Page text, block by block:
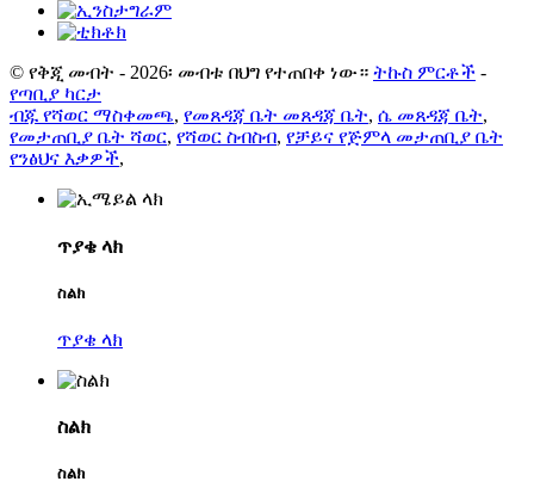
© የቅጂ መብት - 2026፡ መብቱ በህግ የተጠበቀ ነው። ትኩስ ምርቶች -
የጣቢያ ካርታ
ብጁ የሻወር ማስቀመጫ, የመጸዳጃ ቤት መጸዳጃ ቤት, ሴ መጸዳጃ ቤት,
የመታጠቢያ ቤት ሻወር, የሻወር ስብስብ, የቻይና የጅምላ መታጠቢያ ቤት
የንፅህና እቃዎች,
ጥያቄ ላክ
ስልክ
ጥያቄ ላክ
ስልክ
ስልክ